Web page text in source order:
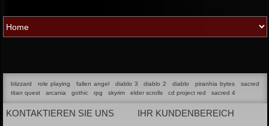
blizzard role playing fallen angel diablo 3 diablo 2 diablo piranhia bytes
sacred
titan quest
arcania gothic rpg skyrim elder scrolls cd project red sacred 4
KONTAKTIEREN SIE UNS IHR KUNDENBEREICH